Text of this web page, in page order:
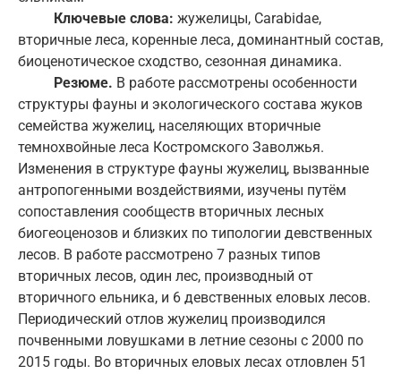
Ключевые слова: жужелицы, Carabidae,
вторичные леса, коренные леса, доминантный состав,
биоценотическое сходство, сезонная динамика.
Резюме. В работе рассмотрены особенности
структуры фауны и экологического состава жуков
семейства жужелиц, населяющих вторичные
темнохвойные леса Костромского Заволжья.
Изменения в структуре фауны жужелиц, вызванные
антропогенными воздействиями, изучены путём
сопоставления сообществ вторичных лесных
биогеоценозов и близких по типологии девственных
лесов. В работе рассмотрено 7 разных типов
вторичных лесов, один лес, производный от
вторичного ельника, и 6 девственных еловых лесов.
Периодический отлов жужелиц производился
почвенными ловушками в летние сезоны с 2000 по
2015 годы. Во вторичных еловых лесах отловлен 51